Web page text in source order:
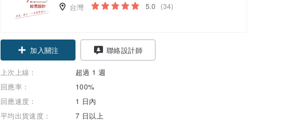
台灣 5.0 (34)
加入關注 聯絡設計師
上次上線：
超過 1 週
回應率：
100%
回應速度：
1 日內
平均出貨速度：
7 日以上